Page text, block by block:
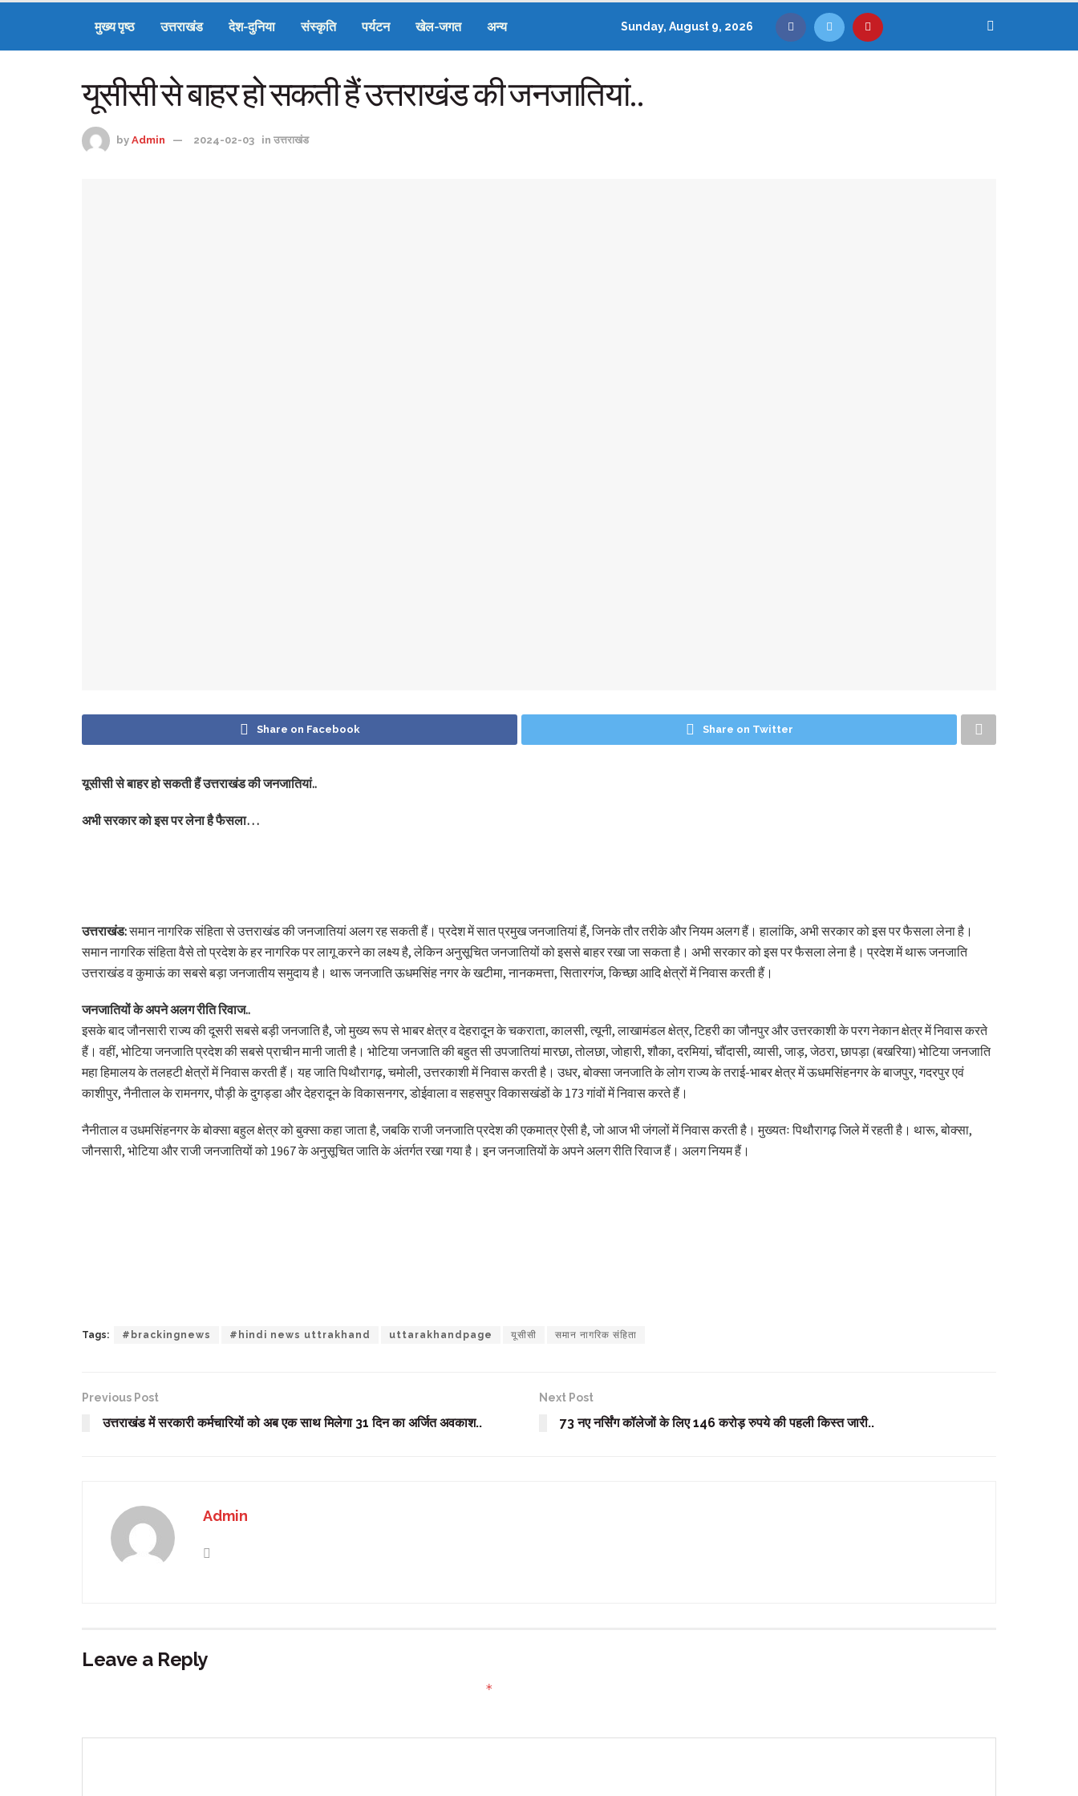
मुख्य पृष्ठ उत्तराखंड देश-दुनिया संस्कृति पर्यटन खेल-जगत अन्य Sunday, August 9, 2026
यूसीसी से बाहर हो सकती हैं उत्तराखंड की जनजातियां..
by Admin 2024-02-03 in उत्तराखंड
Share on Facebook Share on Twitter
यूसीसी से बाहर हो सकती हैं उत्तराखंड की जनजातियां..
अभी सरकार को इस पर लेना है फैसला…
उत्तराखंड:समान नागरिक संहिता से उत्तराखंड की जनजातियां अलग रह सकती हैं। प्रदेश में सात प्रमुख जनजातियां हैं, जिनके तौर तरीके और नियम अलग हैं। हालांकि, अभी सरकार को इस पर फैसला लेना है।
समान नागरिक संहिता वैसे तो प्रदेश के हर नागरिक पर लागू करने का लक्ष्य है, लेकिन अनुसूचित जनजातियों को इससे बाहर रखा जा सकता है। अभी सरकार को इस पर फैसला लेना है। प्रदेश में थारू जनजाति
उत्तराखंड व कुमाऊं का सबसे बड़ा जनजातीय समुदाय है। थारू जनजाति ऊधमसिंह नगर के खटीमा, नानकमत्ता, सितारगंज, किच्छा आदि क्षेत्रों में निवास करती हैं।
जनजातियों के अपने अलग रीति रिवाज..
इसके बाद जौनसारी राज्य की दूसरी सबसे बड़ी जनजाति है, जो मुख्य रूप से भाबर क्षेत्र व देहरादून के चकराता, कालसी, त्यूनी, लाखामंडल क्षेत्र, टिहरी का जौनपुर और उत्तरकाशी के परग नेकान क्षेत्र में निवास करते
हैं। वहीं, भोटिया जनजाति प्रदेश की सबसे प्राचीन मानी जाती है। भोटिया जनजाति की बहुत सी उपजातियां मारछा, तोलछा, जोहारी, शौका, दरमियां, चौंदासी, व्यासी, जाड़, जेठरा, छापड़ा (बखरिया) भोटिया जनजाति
महा हिमालय के तलहटी क्षेत्रों में निवास करती हैं। यह जाति पिथौरागढ़, चमोली, उत्तरकाशी में निवास करती है। उधर, बोक्सा जनजाति के लोग राज्य के तराई-भाबर क्षेत्र में ऊधमसिंहनगर के बाजपुर, गदरपुर एवं
काशीपुर, नैनीताल के रामनगर, पौड़ी के दुगड्डा और देहरादून के विकासनगर, डोईवाला व सहसपुर विकासखंडों के 173 गांवों में निवास करते हैं।
नैनीताल व उधमसिंहनगर के बोक्सा बहुल क्षेत्र को बुक्सा कहा जाता है, जबकि राजी जनजाति प्रदेश की एकमात्र ऐसी है, जो आज भी जंगलों में निवास करती है। मुख्यतः पिथौरागढ़ जिले में रहती है। थारू, बोक्सा,
जौनसारी, भोटिया और राजी जनजातियों को 1967 के अनुसूचित जाति के अंतर्गत रखा गया है। इन जनजातियों के अपने अलग रीति रिवाज हैं। अलग नियम हैं।
Tags: #brackingnews #hindi news uttrakhand uttarakhandpage यूसीसी समान नागरिक संहिता
Previous Post
उत्तराखंड में सरकारी कर्मचारियों को अब एक साथ मिलेगा 31 दिन का अर्जित अवकाश..
Next Post
73 नए नर्सिंग कॉलेजों के लिए 146 करोड़ रुपये की पहली किस्त जारी..
Admin
Leave a Reply
*